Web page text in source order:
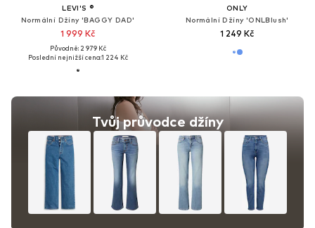
LEVI'S ®
Normální Džíny 'BAGGY DAD'
1 999 Kč
Původně: 2 979 Kč
Poslední nejnižší cena:1 224 Kč
Tvůj průvodce džíny
ONLY
Normální Džíny 'ONLBlush'
1 249 Kč